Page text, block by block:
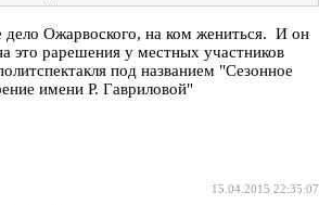
Ожарвоского, на ком жениться. И он
это рарешения у местных участников
под названием "Сезонное
имени Р. Гавриловой"
15.04.2015 22:35:07